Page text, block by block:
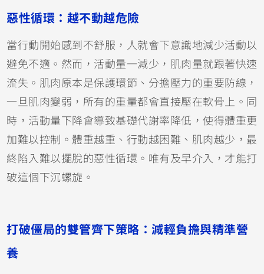
惡性循環：越不動越危險
當行動開始感到不舒服，人就會下意識地減少活動以
避免不適。然而，活動量一減少，肌肉量就跟著快速
流失。肌肉原本是保護環節、分擔壓力的重要防線，
一旦肌肉變弱，所有的重量都會直接壓在軟骨上。同
時，活動量下降會導致基礎代謝率降低，使得體重更
加難以控制。體重越重、行動越困難、肌肉越少，最
終陷入難以擺脫的惡性循環。唯有及早介入，才能打
破這個下沉螺旋。
打破僵局的雙管齊下策略：減輕負擔與精準營
養